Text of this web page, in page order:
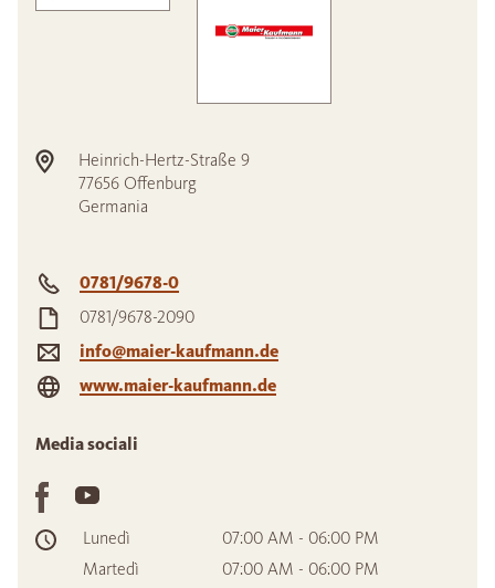
Heinrich-Hertz-Straße 9
77656 Offenburg
Germania
0781/9678-0
0781/9678-2090
info@maier-kaufmann.de
www.maier-kaufmann.de
Media sociali
Lunedì
07:00 AM - 06:00 PM
Martedì
07:00 AM - 06:00 PM